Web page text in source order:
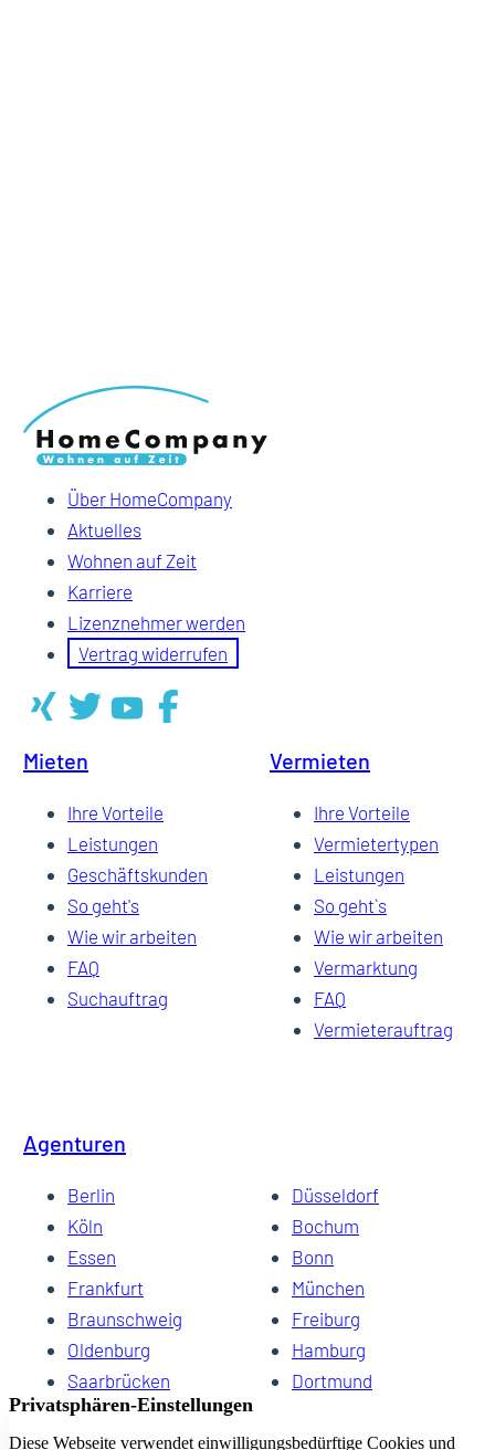
Über HomeCompany
Aktuelles
Wohnen auf Zeit
Karriere
Lizenznehmer werden
Vertrag widerrufen
Mieten
Ihre Vorteile
Leistungen
Geschäftskunden
So geht's
Wie wir arbeiten
FAQ
Suchauftrag
Vermieten
Ihre Vorteile
Vermietertypen
Leistungen
So geht`s
Wie wir arbeiten
Vermarktung
FAQ
Vermieterauftrag
Agenturen
Berlin
Düsseldorf
Köln
Bochum
Essen
Bonn
Frankfurt
München
Braunschweig
Freiburg
Oldenburg
Hamburg
Saarbrücken
Dortmund
Hannover
Dresden
Kiel